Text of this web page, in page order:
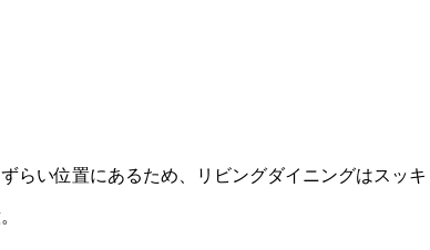
い位置にあるため、リビングダイニングはスッキ